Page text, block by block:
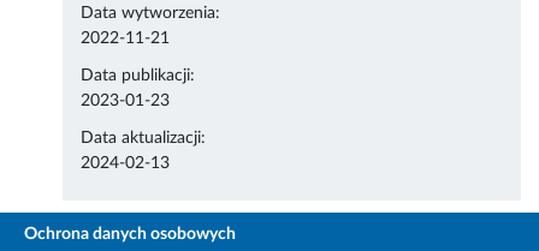
Data wytworzenia:
2022-11-21
Data publikacji:
2023-01-23
Data aktualizacji:
2024-02-13
Ochrona danych osobowych